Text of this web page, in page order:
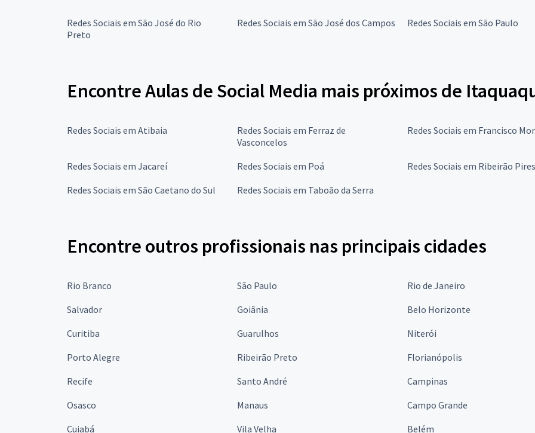
Redes Sociais em São José do Rio
Preto
Redes Sociais em São José dos Campos Redes Sociais em São Paulo
Encontre Aulas de Social Media mais próximos de
Redes Sociais em Atibaia
Redes Sociais em Ferraz de
Vasconcelos
Redes Sociais em Francisco
Redes Sociais em Jacareí Redes Sociais em Poá Redes Sociais em Ribeirão Pires
Redes Sociais em São Caetano do Sul
Redes Sociais em Taboão da Serra
Encontre outros profissionais nas principais cidades
Rio Branco São Paulo Rio de Janeiro
Salvador
Goiânia Belo Horizonte
Curitiba
Guarulhos Niterói
Porto Alegre
Ribeirão Preto Florianópolis
Recife
Santo André Campinas
Osasco
Manaus Campo Grande
Cuiabá
Vila Velha Belém